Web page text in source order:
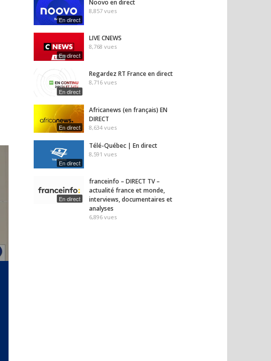
En direct
Noovo en direct
8,857 vues
En direct
LIVE CNEWS
8,768 vues
En direct
Regardez RT France en direct
8,716 vues
En direct
Africanews (en français) EN
DIRECT
8,634 vues
En direct
Télé-Québec | En direct
8,591 vues
En direct
franceinfo – DIRECT TV –
actualité france et monde,
interviews, documentaires et
analyses
6,896 vues